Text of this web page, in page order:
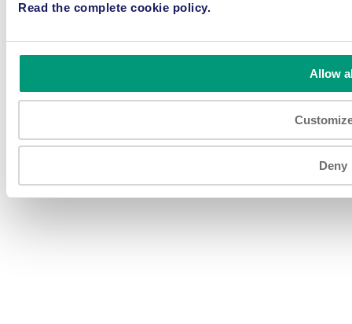
Read the complete cookie policy.
Allow
Deny
01312480203 - N. Iscr.Reg. imprese 01312480203 - R.E.A.
MN 151469 - Capitale Sociale € 1.920.000 I.V. Società
soggetta ad attività di direzione e coordinamento di Fojal III